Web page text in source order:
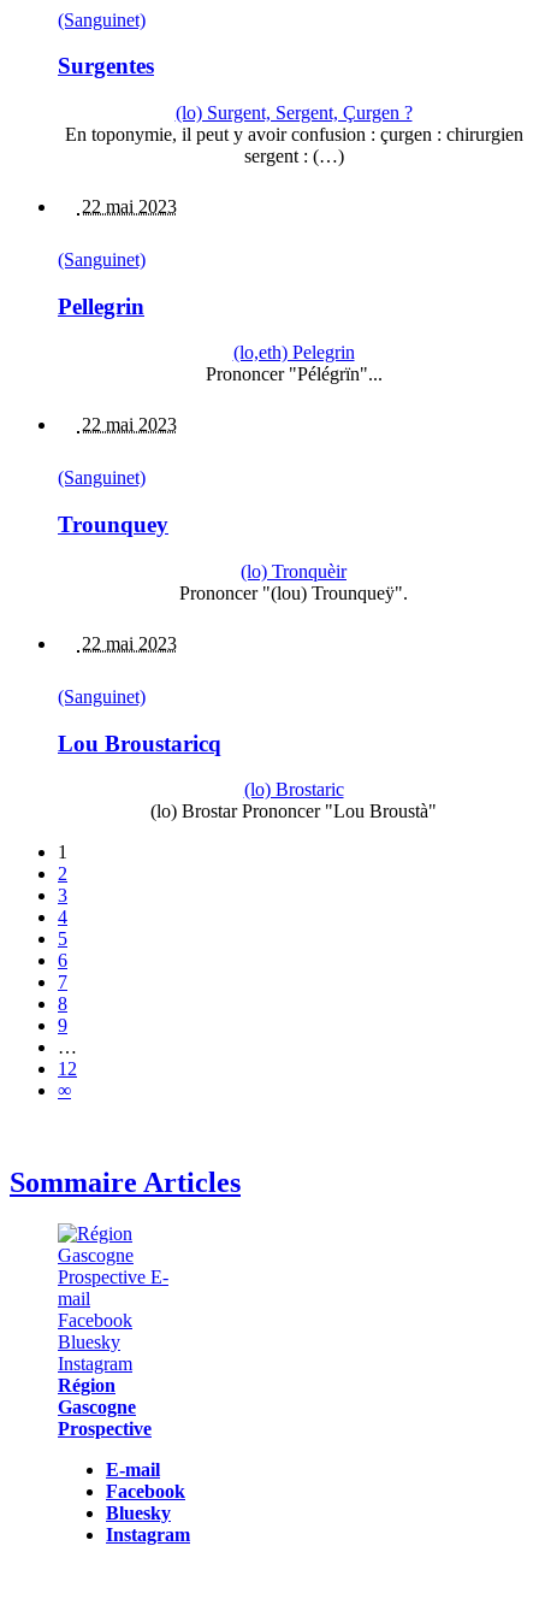
(Sanguinet)
Surgentes
(lo) Surgent, Sergent, Çurgen ?
En toponymie, il peut y avoir confusion : çurgen : chirurgien
sergent : (…)
22 mai 2023
(Sanguinet)
Pellegrin
(lo,eth) Pelegrin
Prononcer "Pélégrïn"...
22 mai 2023
(Sanguinet)
Trounquey
(lo) Tronquèir
Prononcer "(lou) Trounqueÿ".
22 mai 2023
(Sanguinet)
Lou Broustaricq
(lo) Brostaric
(lo) Brostar Prononcer "Lou Broustà"
1
2
3
4
5
6
7
8
9
…
12
∞
Sommaire Articles
Région
Gascogne
Prospective
E-mail
Facebook
Bluesky
Instagram